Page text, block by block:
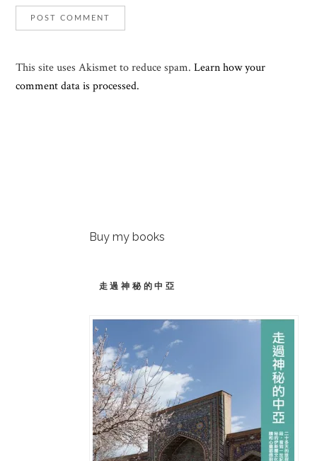
This site uses Akismet to reduce spam.Learn how your
comment data is processed.
Buy my books
走過神秘的中亞